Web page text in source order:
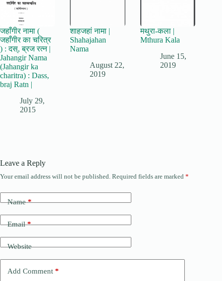
जहाँगीर नामा (
जहाँगीर का चरित्र
) : दस्, ब्रज रत्न |
Jahangir Nama
(Jahangir ka
charitra) : Dass,
braj Ratn |
July 29,
2015
शाहजहां नामा |
Shahajahan
Nama
August 22,
2019
मथुरा-कला |
Mthura Kala
June 15,
2019
Leave a Reply
Your email address will not be published. Required fields are marked *
Name*
Email*
Website
Add Comment *